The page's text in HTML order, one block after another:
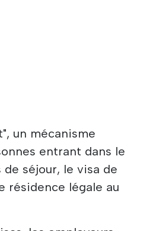
un mécanisme
entrant dans le
séjour, le visa de
résidence légale au